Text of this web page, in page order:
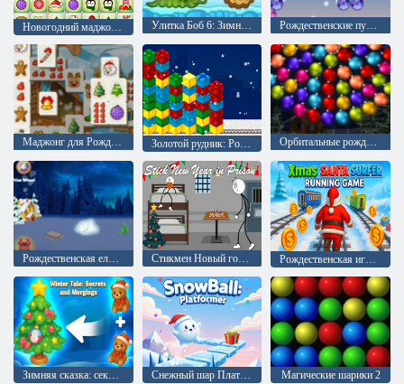
Новогодний маджонг: соедини пары Улитка Боб 6: Зимняя сказка Рождественские пузыри
Маджонг для Рождества Золотой рудник: Рождественский удар Орбитальные рождественские шары
Рождественская елка 2023 Стикмен Новый год в тюрьме Рождественская игра-бег с Санта-серфером
Зимняя сказка: секреты и слияния Снежный шар Платформер Магические шарики 2